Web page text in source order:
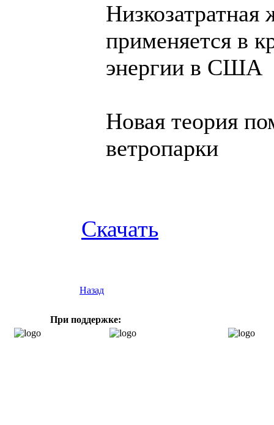
Низкозатратная
применяется в
энергии в США
Новая теория
ветропарки
Скачать
Назад
При поддержке: